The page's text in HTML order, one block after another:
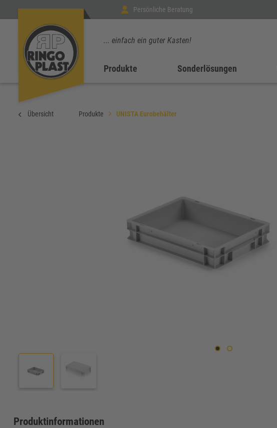
Persönliche Beratung
... einfach ein guter Kasten!
Produkte Sonderlösungen
Übersicht Produkte UNISTA Eurobehälter
Produktinformationen